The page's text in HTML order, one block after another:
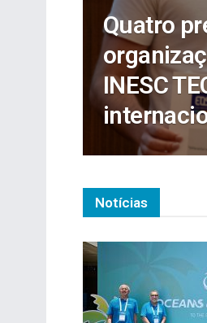
Quatro
INESC
Notícias